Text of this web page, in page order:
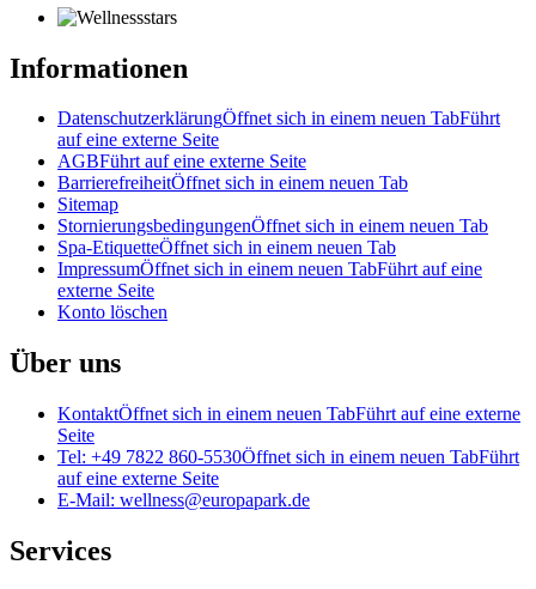
Informationen
DatenschutzerklärungÖffnet sich in einem neuen TabFührt
auf eine externe Seite
AGBFührt auf eine externe Seite
BarrierefreiheitÖffnet sich in einem neuen Tab
Sitemap
StornierungsbedingungenÖffnet sich in einem neuen Tab
Spa-EtiquetteÖffnet sich in einem neuen Tab
ImpressumÖffnet sich in einem neuen TabFührt auf eine
externe Seite
Konto löschen
Über uns
KontaktÖffnet sich in einem neuen TabFührt auf eine externe
Seite
Tel: +49 7822 860-5530Öffnet sich in einem neuen TabFührt
auf eine externe Seite
E-Mail: wellness@europapark.de
Services